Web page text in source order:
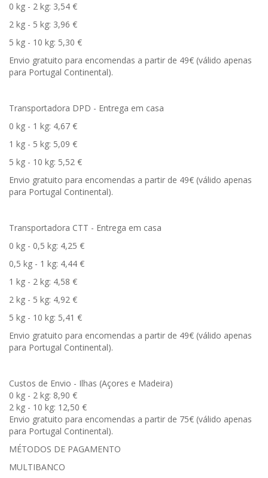
0 kg - 2 kg: 3,54 €
2 kg - 5 kg: 3,96 €
5 kg - 10 kg: 5,30 €
Envio gratuito para encomendas a partir de 49€ (válido apenas
para Portugal Continental).
Transportadora DPD - Entrega em casa
0 kg - 1 kg: 4,67 €
1 kg - 5 kg: 5,09 €
5 kg - 10 kg: 5,52 €
Envio gratuito para encomendas a partir de 49€ (válido apenas
para Portugal Continental).
Transportadora CTT - Entrega em casa
0 kg - 0,5 kg: 4,25 €
0,5 kg - 1 kg: 4,44 €
1 kg - 2 kg: 4,58 €
2 kg - 5 kg: 4,92 €
5 kg - 10 kg: 5,41 €
Envio gratuito para encomendas a partir de 49€ (válido apenas
para Portugal Continental).
Custos de Envio - Ilhas (Açores e Madeira)
0 kg - 2 kg: 8,90 €
2 kg - 10 kg: 12,50 €
Envio gratuito para encomendas a partir de 75€ (válido apenas
para Portugal Continental).
MÉTODOS DE PAGAMENTO
MULTIBANCO